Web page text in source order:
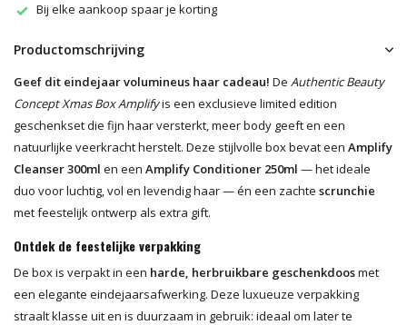
Bij elke aankoop spaar je korting
Productomschrijving
Geef dit eindejaar volumineus haar cadeau! De Authentic Beauty
Concept Xmas Box Amplifyis een exclusieve limited edition
geschenkset die fijn haar versterkt, meer body geeft en een
natuurlijke veerkracht herstelt. Deze stijlvolle box bevat een Amplify
Cleanser 300ml en een Amplify Conditioner 250ml — het ideale
duo voor luchtig, vol en levendig haar — én een zachte scrunchie
met feestelijk ontwerp als extra gift.
Ontdek de feestelijke verpakking
De box is verpakt in een harde, herbruikbare geschenkdoosmet
een elegante eindejaarsafwerking. Deze luxueuze verpakking
straalt klasse uit en is duurzaam in gebruik: ideaal om later te